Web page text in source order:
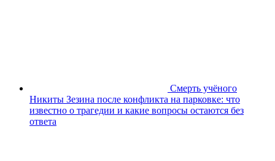
Смерть учёного
Никиты Зезина после конфликта на парковке: что
известно о трагедии и какие вопросы остаются без
ответа